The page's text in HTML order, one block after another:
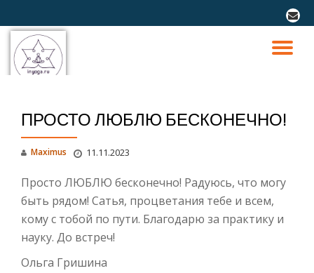
Перейти
содержимому
fa-
ПРОСТО ЛЮБЛЮ БЕСКОНЕЧНО!
Maximus 11.11.2023
Просто ЛЮБЛЮ бесконечно! Радуюсь, что могу
быть рядом! Сатья, процветания тебе и всем,
кому с тобой по пути. Благодарю за практику и
науку. До встреч!
Ольга Гришина